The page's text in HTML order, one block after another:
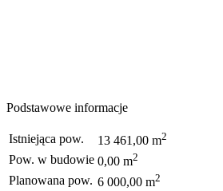
Podstawowe informacje
Istniejąca pow. 13 461,00 m2
Pow. w budowie 0,00 m2
Planowana pow. 6 000,00 m2